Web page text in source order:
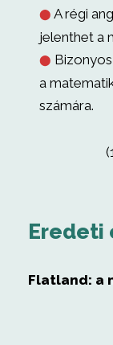
⬤ A régi
jelenthet a
⬤
a
számára.
Eredeti
Flatland: a